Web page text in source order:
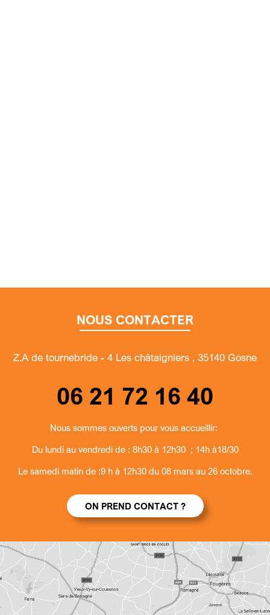
NOUS CONTACTER
Z.A de tournebride - 4 Les châtaigniers , 35140 Gosne
06 21 72 16 40
Nous sommes ouverts pour vous accueillir:
Du lundi au vendredi de : 8h30 à 12h30 ; 14h à18/30
Le samedi matin de :9 h à 12h30 du 08 mars au 26 octobre.
ON PREND CONTACT ?